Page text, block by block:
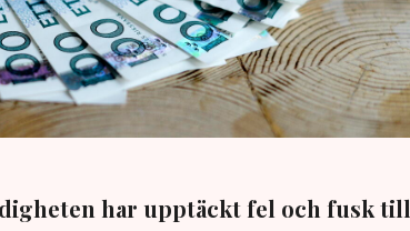
har upptäckt fel och fusk till